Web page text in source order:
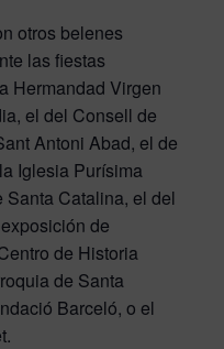
otros belenes
las fiestas
Hermandad Virgen
el del Consell de
Antoni Abad, el de
Iglesia Purísima
Santa Catalina, el del
de
de Historia
de Santa
Barceló, o el